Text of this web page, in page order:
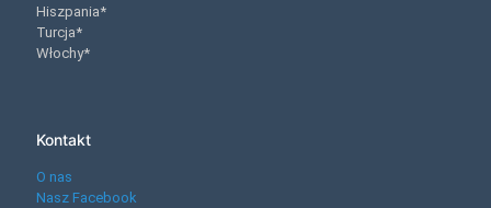
Hiszpania*
Turcja*
Włochy*
Kontakt
O nas
Nasz Facebook